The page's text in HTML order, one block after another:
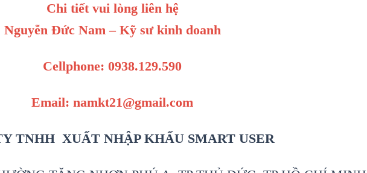
Chi tiết vui lòng liên hệ
Nguyễn Đức Nam – Kỹ sư kinh doanh
Cellphone: 0938.129.590
Email: namkt21@gmail.com
TNHH XUẤT NHẬP KHẨU SMART USER